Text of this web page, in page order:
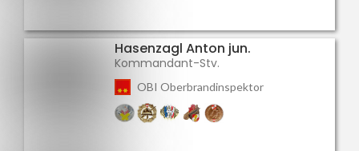
Hasenzagl Anton jun.
Kommandant-Stv.
OBI Oberbrandinspektor